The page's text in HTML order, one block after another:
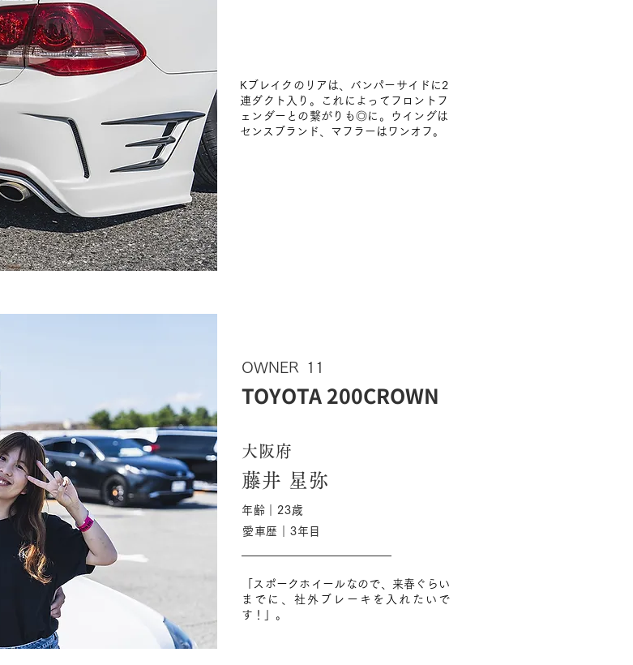
Kブレイクのリアは、バンパーサイドに2
連ダクト入り。これによってフロントフ
ェンダーとの繋がりも◎に。ウイングは
センスブランド、マフラーはワンオフ。
OWNER 11
TOYOTA 200CROWN
大阪府
藤井 星弥
年齢｜23歳
愛車歴｜3年目
「スポークホイールなので、来春ぐらい
までに、社外ブレーキを入れたいで
す！」。